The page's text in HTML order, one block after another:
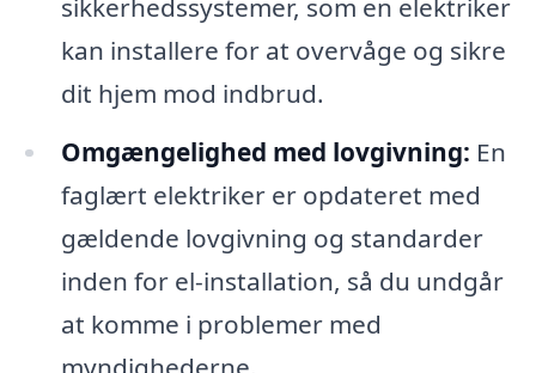
sikkerhedssystemer, som en elektriker
kan installere for at overvåge og sikre
dit hjem mod indbrud.
Omgængelighed med lovgivning: En
faglært elektriker er opdateret med
gældende lovgivning og standarder
inden for el-installation, så du undgår
at komme i problemer med